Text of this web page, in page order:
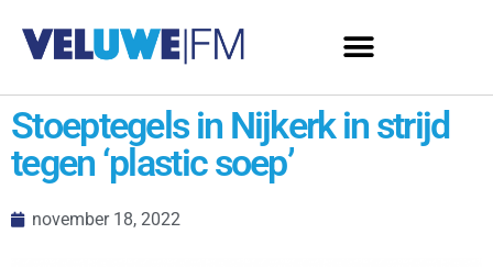
Stoeptegels in Nijkerk in strijd
tegen ‘plastic soep’
november 18, 2022